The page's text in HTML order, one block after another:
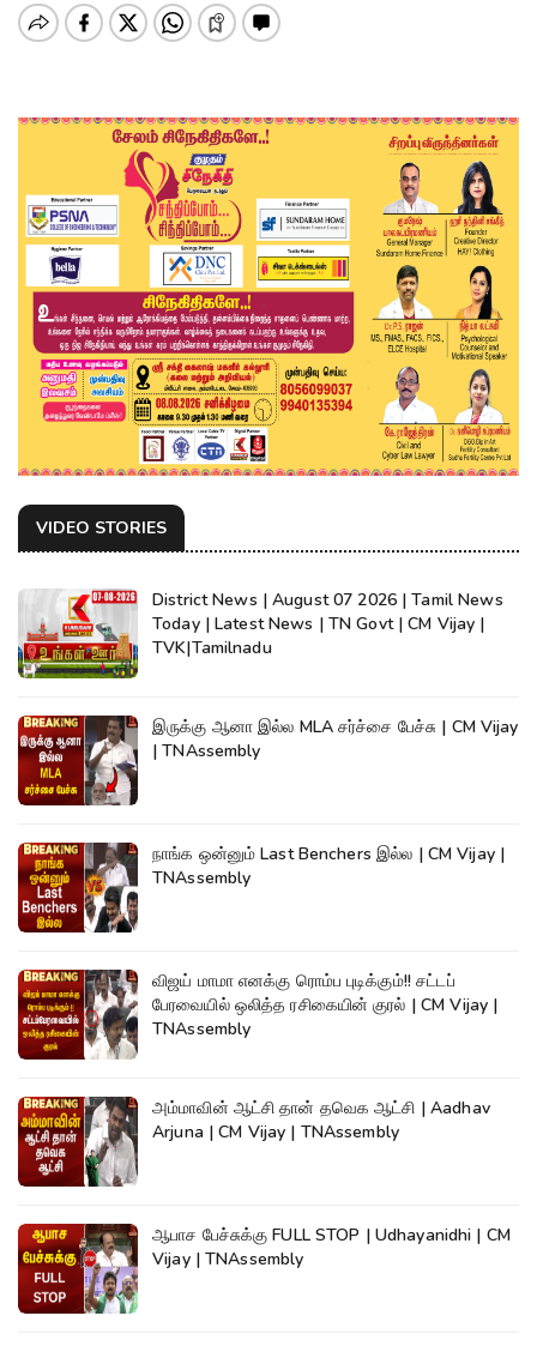
VIDEO STORIES
District News | August 07 2026 | Tamil News
Today | Latest News | TN Govt | CM Vijay |
TVK|Tamilnadu
இருக்கு ஆனா இல்ல MLA சர்ச்சை பேச்சு | CM Vijay
| TNAssembly
நாங்க ஒன்னும் Last Benchers இல்ல | CM Vijay |
TNAssembly
விஜய் மாமா எனக்கு ரொம்ப புடிக்கும்!! சட்டப்
பேரவையில் ஒலித்த ரசிகையின் குரல் | CM Vijay |
TNAssembly
அம்மாவின் ஆட்சி தான் தவெக ஆட்சி | Aadhav
Arjuna | CM Vijay | TNAssembly
ஆபாச பேச்சுக்கு FULL STOP | Udhayanidhi | CM
Vijay | TNAssembly